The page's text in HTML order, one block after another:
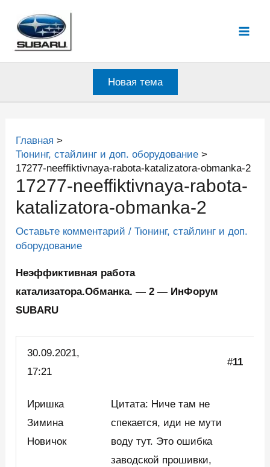
содержимому
Новая тема
Главная
Тюнинг, стайлинг и доп. оборудование
17277-neeffiktivnaya-rabota-katalizatora-obmanka-2
17277-neeffiktivnaya-rabota-
katalizatora-obmanka-2
Оставьте комментарий /Тюнинг, стайлинг и доп.
оборудование
Неэффиктивная работа
катализатора.Обманка. — 2 — ИнФорум
SUBARU
30.09.2021,
17:21
#11
Иришка
Зимина
Новичок
Цитата: Ниче там не
спекается, иди не мути
воду тут. Это ошибка
заводской прошивки,